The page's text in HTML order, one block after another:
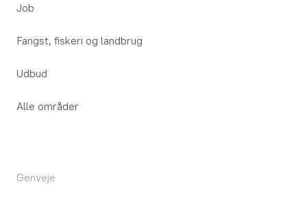
Job
Fangst, fiskeri og landbrug
Udbud
Alle områder
Genveje